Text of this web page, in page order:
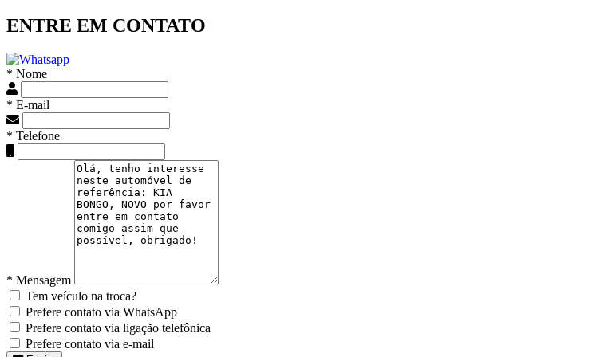
ENTRE EM CONTATO
* Nome
* E-mail
* Telefone
* Mensagem
Tem veículo na troca?
Prefere contato via WhatsApp
Prefere contato via ligação telefônica
Prefere contato via e-mail